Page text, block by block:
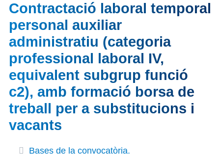
Contractació laboral temporal
personal auxiliar
administratiu (categoria
professional laboral IV,
equivalent subgrup funció
c2), amb formació borsa de
treball per a substitucions i
vacants
Bases de la convocatòria.